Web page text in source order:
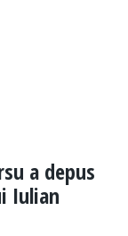
a depus
Iulian